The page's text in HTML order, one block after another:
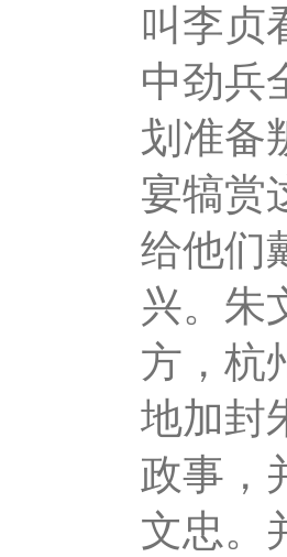
叫李贞
中劲兵
划准备
宴犒赏
给他们
兴。朱
方，杭
地加封
政事，
文忠。